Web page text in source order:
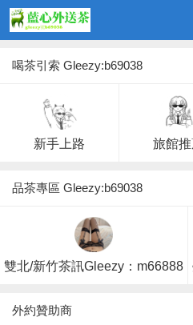
喝茶引索 Gleezy:b69038
新手上路 旅館
品茶專區 Gleezy:b69038
雙北/新竹茶訊Gleezy：m66888
外約贊助商